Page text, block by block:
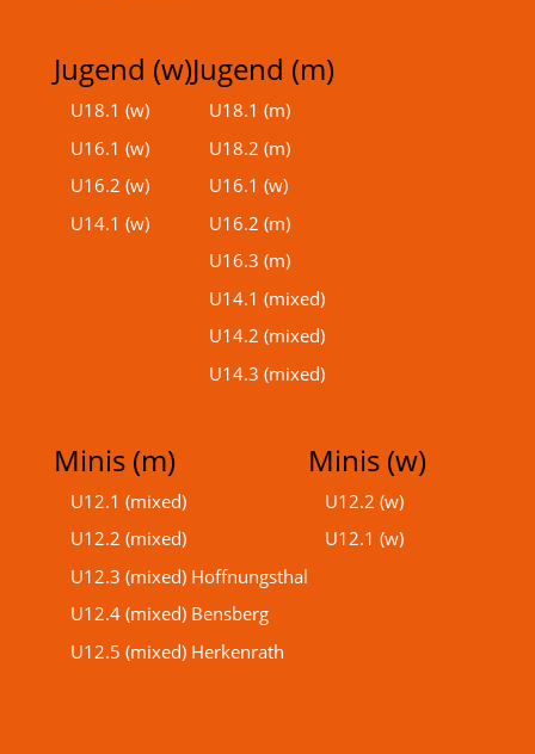
Jugend (w)
U18.1 (w)
U16.1 (w)
U16.2 (w)
U14.1 (w)
Jugend (m)
U18.1 (m)
U18.2 (m)
U16.1 (w)
U16.2 (m)
U16.3 (m)
U14.1 (mixed)
U14.2 (mixed)
U14.3 (mixed)
Minis (m)
U12.1 (mixed)
U12.2 (mixed)
U12.3 (mixed) Hoffnungsthal
U12.4 (mixed) Bensberg
U12.5 (mixed) Herkenrath
Minis (w)
U12.2 (w)
U12.1 (w)